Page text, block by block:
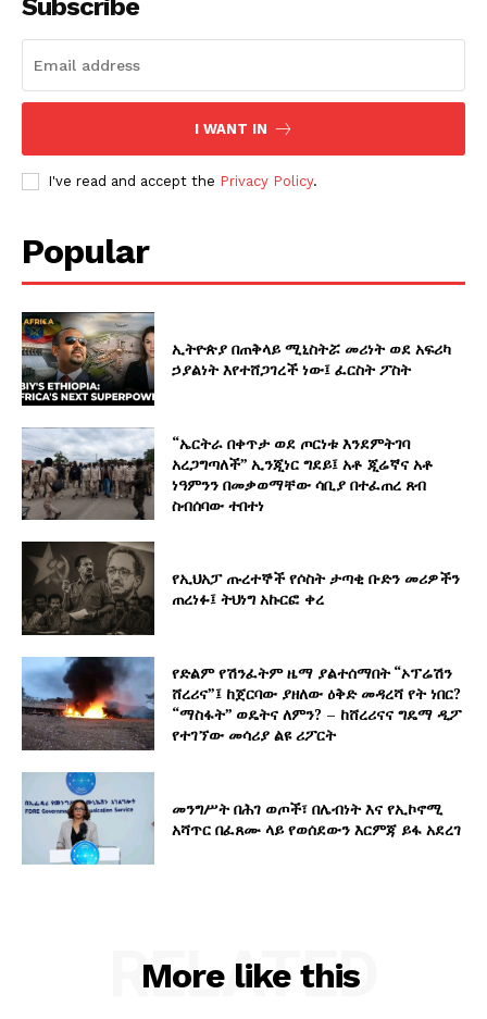
Subscribe
I WANT IN
I've read and accept the Privacy Policy.
Popular
ኢትዮጵያ በጠቅላይ ሚኒስትሯ መሪነት ወደ አፍሪካ
ኃያልነት እየተሸጋገረች ነው፤ ፈርስት ፖስት
“ኤርትራ በቀጥታ ወደ ጦርነቱ እንደምትገባ
አረጋግጣለች” ኢንጂነር ግደይ፤ አቶ ጂሬኛና አቶ
ነዓምንን በመቃወማቸው ሳቢያ በተፈጠረ ጸብ
ስብሰባው ተበተነ
የኢህአፓ ጡረተኞች የሶስት ታጣቂ ቡድን መሪዎችን
ጠረነፉ፤ ትህነግ አኩርፎ ቀረ
የድልም የሽንፈትም ዜማ ያልተሰማበት “ኦፕሬሽን
ሸረሪና”፤ ከጀርባው ያዘለው ዕቅድ መዳረሻ የት ነበር?
“ማስፋት” ወዴትና ለምን? – ከሸረሪናና ግዴማ ዲፖ
የተገኘው መሳሪያ ልዩ ሪፖርት
መንግሥት በሕገ ወጦች፣ በሌብነት እና የኢኮኖሚ
አሻጥር በፈጸሙ ላይ የወሰደውን እርምጃ ይፋ አደረገ
More like this
RELATED